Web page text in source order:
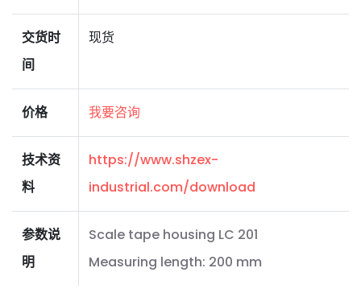
交货时
间
现货
价格 我要咨询
技术资
料
https://www.shzex-
industrial.com/download
参数说
明
Scale tape housing LC 201
Measuring length: 200 mm